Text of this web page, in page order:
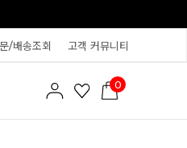
/배송조회 고객 커뮤니티
0